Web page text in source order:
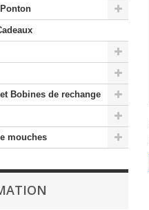
Bobines de rechange
mouches